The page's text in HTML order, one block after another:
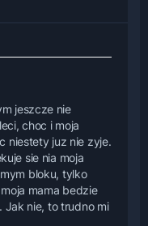
jeszcze nie
choc i moja
niestety juz nie zyje.
sie nia moja
bloku, tylko
mama bedzie
Jak nie, to trudno mi